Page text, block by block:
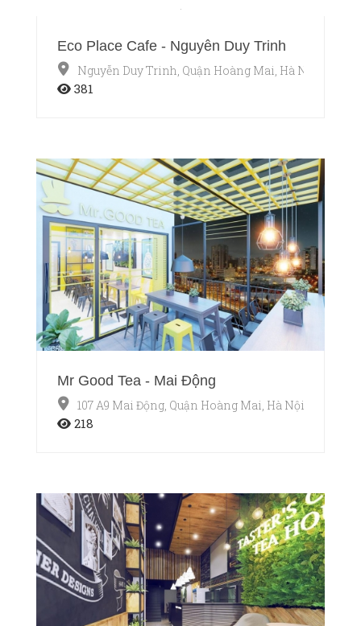
Eco Place Cafe - Nguyễn Duy Trinh
Nguyễn Duy Trinh, Quận Hoàng Mai, Hà Nội
381
Mr Good Tea - Mai Động
107 A9 Mai Động, Quận Hoàng Mai, Hà Nội
218